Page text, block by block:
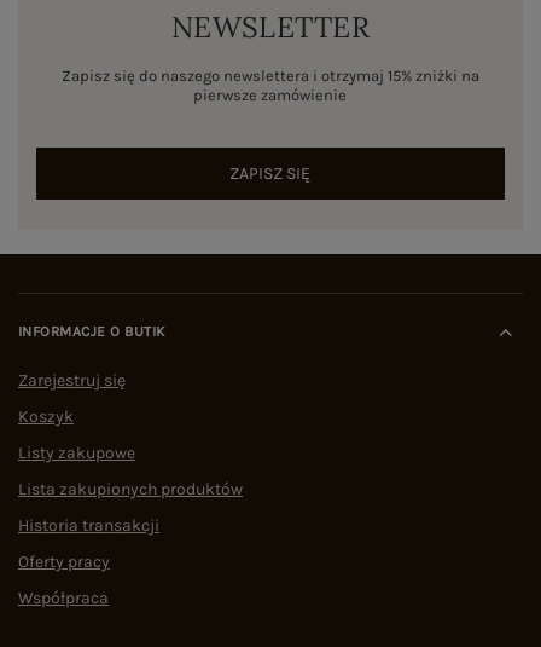
NEWSLETTER
Zapisz się do naszego newslettera i otrzymaj 15% zniżki na
pierwsze zamówienie
ZAPISZ SIĘ
INFORMACJE O BUTIK
Zarejestruj się
Koszyk
Listy zakupowe
Lista zakupionych produktów
Historia transakcji
Oferty pracy
Współpraca